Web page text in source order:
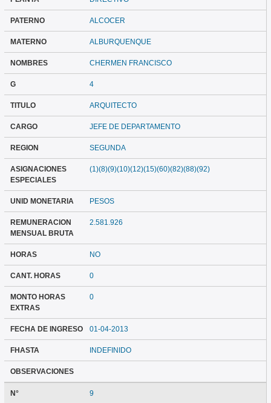
PATERNO ALCOCER
MATERNO ALBURQUENQUE
NOMBRES CHERMEN FRANCISCO
G 4
TITULO ARQUITECTO
CARGO JEFE DE DEPARTAMENTO
REGION SEGUNDA
ASIGNACIONES
ESPECIALES
(1)(8)(9)(10)(12)(15)(60)(82)(88)(92)
UNID MONETARIA PESOS
REMUNERACION
MENSUAL BRUTA
2.581.926
HORAS NO
CANT. HORAS 0
MONTO HORAS
EXTRAS
0
FECHA DE INGRESO 01-04-2013
FHASTA INDEFINIDO
OBSERVACIONES
N° 9